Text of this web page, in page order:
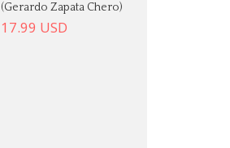
(Gerardo Zapata Chero)
17.99 USD